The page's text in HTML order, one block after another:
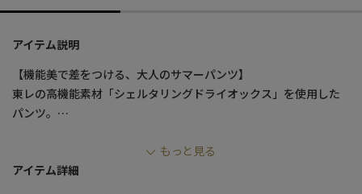
アイテム説明
【機能美で差をつける、大人のサマーパンツ】
東レの高機能素材「シェルタリングドライオックス」を使用した
パンツ。
ら、綿麻のナチュラルな風合いと柔らかな肌触りを両立。
スタイリッシュな細身シルエットで、きれいめからカジュアルま
もっと見る
アイテム詳細